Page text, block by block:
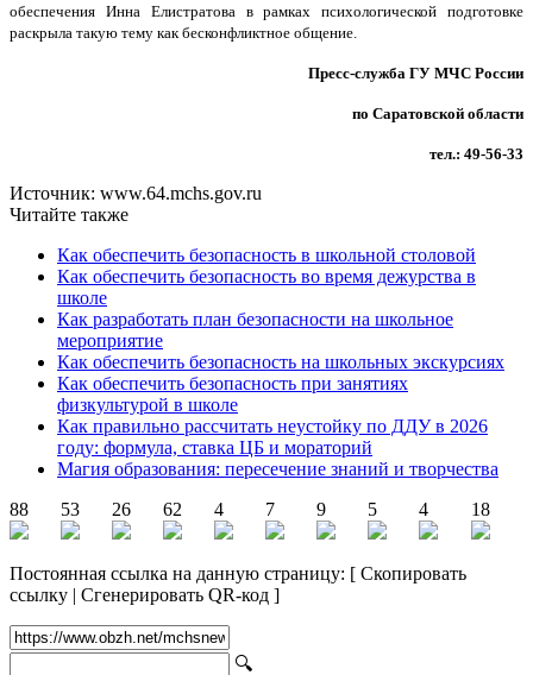
обеспечения Инна Елистратова в рамках психологической подготовке
раскрыла такую тему как бесконфликтное общение.
Пресс-служба ГУ МЧС России
по Саратовской области
тел.: 49-56-33
Источник: www.64.mchs.gov.ru
Читайте также
Как обеспечить безопасность в школьной столовой
Как обеспечить безопасность во время дежурства в
школе
Как разработать план безопасности на школьное
мероприятие
Как обеспечить безопасность на школьных экскурсиях
Как обеспечить безопасность при занятиях
физкультурой в школе
Как правильно рассчитать неустойку по ДДУ в 2026
году: формула, ставка ЦБ и мораторий
Магия образования: пересечение знаний и творчества
88
53 26 62 4 7 9 5 4 18
Постоянная ссылка на данную страницу: [ Скопировать
ссылку | Сгенерировать QR-код ]
🔍